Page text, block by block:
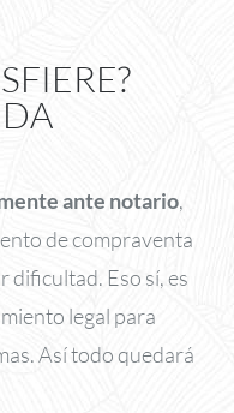
ante notario,
de compraventa
dificultad. Eso sí, es
legal para
Así todo quedará